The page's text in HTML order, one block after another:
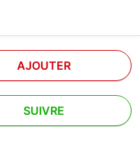
AJOUTER
SUIVRE